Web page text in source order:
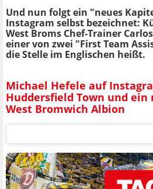
Und nun folgt ein "neues
Instagram selbst bezeichnet:
West Broms Chef-Trainer
einer von zwei "First Team
die Stelle im Englischen heißt.
Michael Hefele auf
Huddersfield Town und ein
West Bromwich Albion